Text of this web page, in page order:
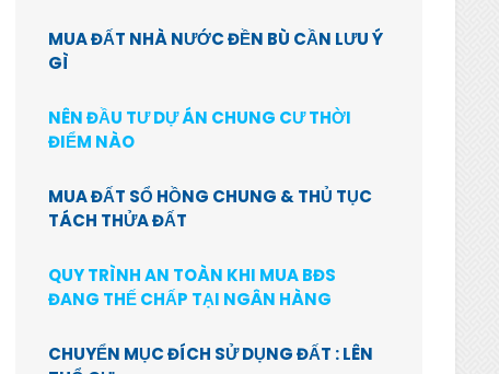
MUA ĐẤT NHÀ NƯỚC ĐỀN BÙ CẦN LƯU Ý
GÌ
NÊN ĐẦU TƯ DỰ ÁN CHUNG CƯ THỜI
ĐIỂM NÀO
MUA ĐẤT SỔ HỒNG CHUNG & THỦ TỤC
TÁCH THỬA ĐẤT
QUY TRÌNH AN TOÀN KHI MUA BĐS
ĐANG THẾ CHẤP TẠI NGÂN HÀNG
CHUYỂN MỤC ĐÍCH SỬ DỤNG ĐẤT : LÊN